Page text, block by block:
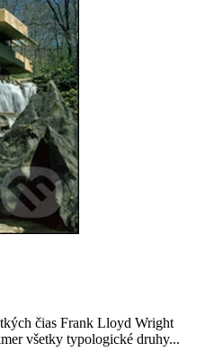
čias Frank Lloyd Wright
všetky typologické druhy...